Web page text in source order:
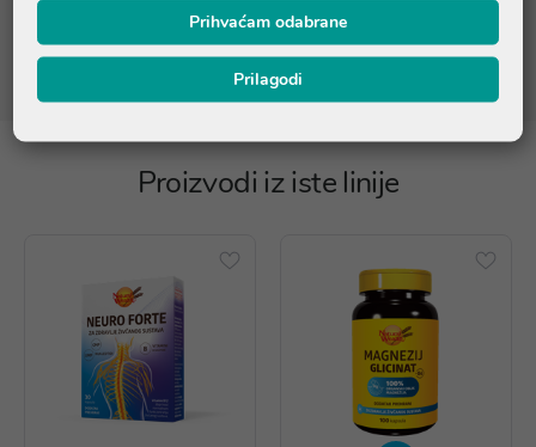
točan sastav na pakiranju ili nas kontaktirajte na
online@ljekarnatalan.hr
Proizvodi iz iste linije
Prihvaćam odabrane
Prilagodi